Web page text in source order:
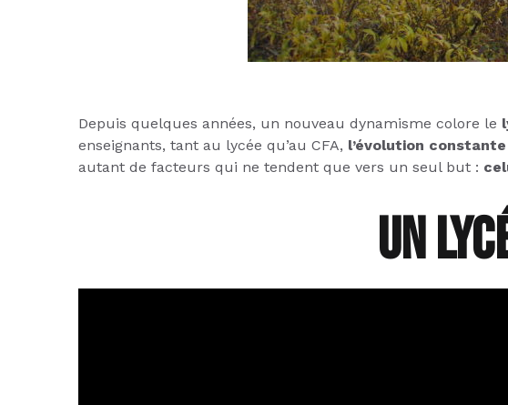
Depuis quelques années, un nouveau dynamisme colore le
enseignants, tant au lycée qu’au CFA, l’évolution constante
autant de facteurs qui ne tendent que vers un seul but :
Un